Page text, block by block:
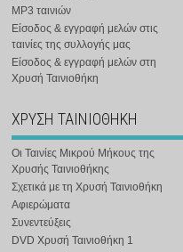
MP3 ταινιών
Είσοδος & εγγραφή μελών στις
ταινίες της συλλογής μας
Είσοδος & εγγραφή μελών στη
Χρυσή Ταινιοθήκη
ΧΡΥΣΗ ΤΑΙΝΙΟΘΗΚΗ
Οι Ταινίες Μικρού Μήκους της
Χρυσής Ταινιοθήκης
Σχετικά με τη Χρυσή Ταινιοθήκη
Αφιερώματα
Συνεντεύξεις
DVD Χρυσή Ταινιοθήκη 1